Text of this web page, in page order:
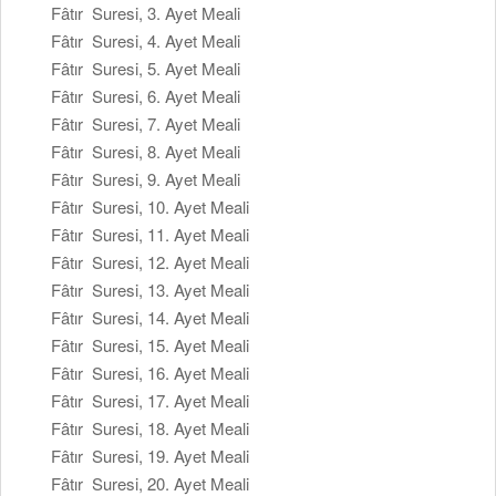
Fâtır Suresi, 3. Ayet Meali
Fâtır Suresi, 4. Ayet Meali
Fâtır Suresi, 5. Ayet Meali
Fâtır Suresi, 6. Ayet Meali
Fâtır Suresi, 7. Ayet Meali
Fâtır Suresi, 8. Ayet Meali
Fâtır Suresi, 9. Ayet Meali
Fâtır Suresi, 10. Ayet Meali
Fâtır Suresi, 11. Ayet Meali
Fâtır Suresi, 12. Ayet Meali
Fâtır Suresi, 13. Ayet Meali
Fâtır Suresi, 14. Ayet Meali
Fâtır Suresi, 15. Ayet Meali
Fâtır Suresi, 16. Ayet Meali
Fâtır Suresi, 17. Ayet Meali
Fâtır Suresi, 18. Ayet Meali
Fâtır Suresi, 19. Ayet Meali
Fâtır Suresi, 20. Ayet Meali